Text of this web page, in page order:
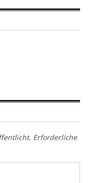
Erforderliche